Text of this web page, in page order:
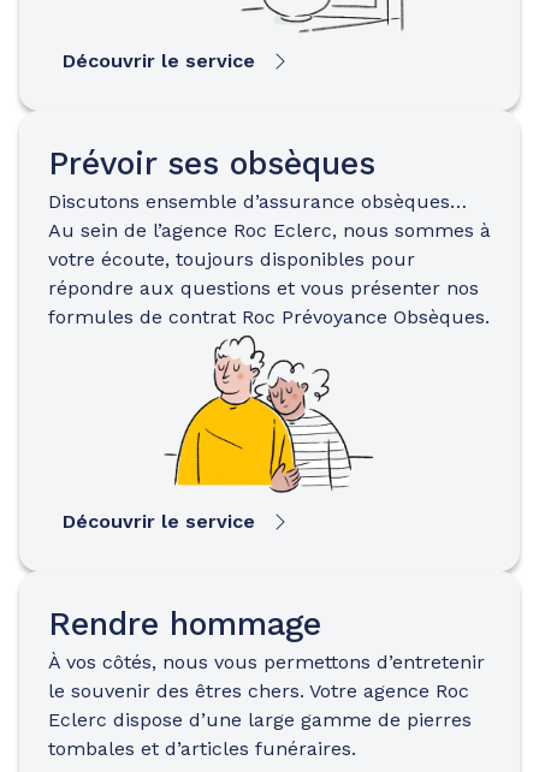
Découvrir le service
Prévoir ses obsèques
Discutons ensemble d’assurance obsèques…
Au sein de l’agence Roc Eclerc, nous sommes à
votre écoute, toujours disponibles pour
répondre aux questions et vous présenter nos
formules de contrat Roc Prévoyance Obsèques.
Découvrir le service
Rendre hommage
À vos côtés, nous vous permettons d’entretenir
le souvenir des êtres chers. Votre agence Roc
Eclerc dispose d’une large gamme de pierres
tombales et d’articles funéraires.